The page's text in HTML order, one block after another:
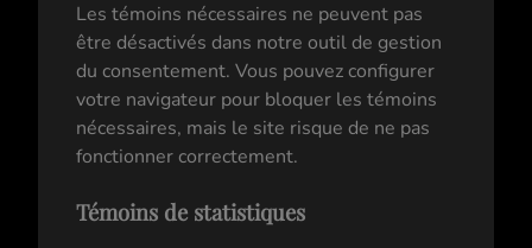
Les témoins nécessaires ne peuvent pas
être désactivés dans notre outil de gestion
du consentement. Vous pouvez configurer
votre navigateur pour bloquer les témoins
nécessaires, mais le site risque de ne pas
fonctionner correctement.
Témoins de statistiques